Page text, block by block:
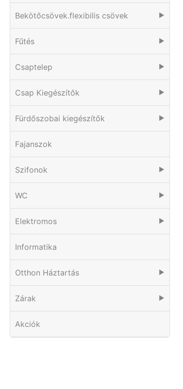
Bekötőcsövek.flexibilis csövek ▶
Fűtés ▶
Csaptelep ▶
Csap Kiegészítők ▶
Fürdőszobai kiegészítők ▶
Fajanszok
Szifonok ▶
WC ▶
Elektromos ▶
Informatika
Otthon Háztartás ▶
Zárak ▶
Akciók